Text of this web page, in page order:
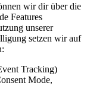
wir dir über die
Features
unserer
setzen wir auf
Tracking)
Mode,